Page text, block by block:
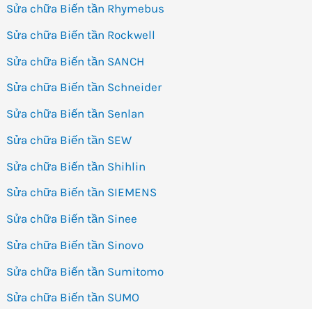
Sửa chữa Biến tần Rhymebus
Sửa chữa Biến tần Rockwell
Sửa chữa Biến tần SANCH
Sửa chữa Biến tần Schneider
Sửa chữa Biến tần Senlan
Sửa chữa Biến tần SEW
Sửa chữa Biến tần Shihlin
Sửa chữa Biến tần SIEMENS
Sửa chữa Biến tần Sinee
Sửa chữa Biến tần Sinovo
Sửa chữa Biến tần Sumitomo
Sửa chữa Biến tần SUMO